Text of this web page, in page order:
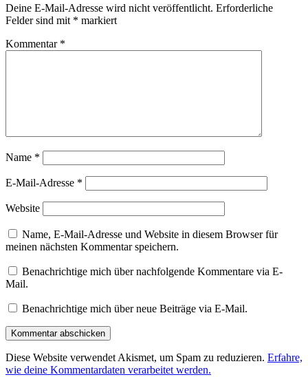
Deine E-Mail-Adresse wird nicht veröffentlicht. Erforderliche
Felder sind mit * markiert
Kommentar *
Name *
E-Mail-Adresse *
Website
Name, E-Mail-Adresse und Website in diesem Browser für
meinen nächsten Kommentar speichern.
Benachrichtige mich über nachfolgende Kommentare via E-
Mail.
Benachrichtige mich über neue Beiträge via E-Mail.
Diese Website verwendet Akismet, um Spam zu reduzieren. Erfahre,
wie deine Kommentardaten verarbeitet werden.